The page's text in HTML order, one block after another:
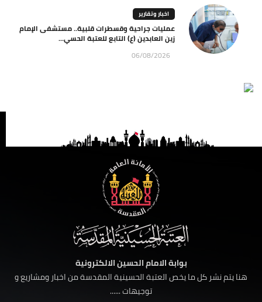
اخبار وتقارير
عمليات جراحية وقسطرات قلبية.. مستشفى الإمام
زين العابدين (ع) التابع للعتبة الحسي...
06/08/2026
بوابة الامام الحسين الالكترونية
هنا يتم نشر كل ما يخص العتبة الحسينية المقدسة من اخبار ومشاريع و
توجيهات ......